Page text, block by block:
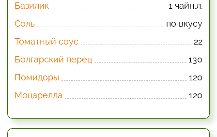
Базилик
1 чайн.л.
Соль
по вкусу
Томатный соус
22
Болгарский перец
130
Помидоры
120
Моцарелла
120